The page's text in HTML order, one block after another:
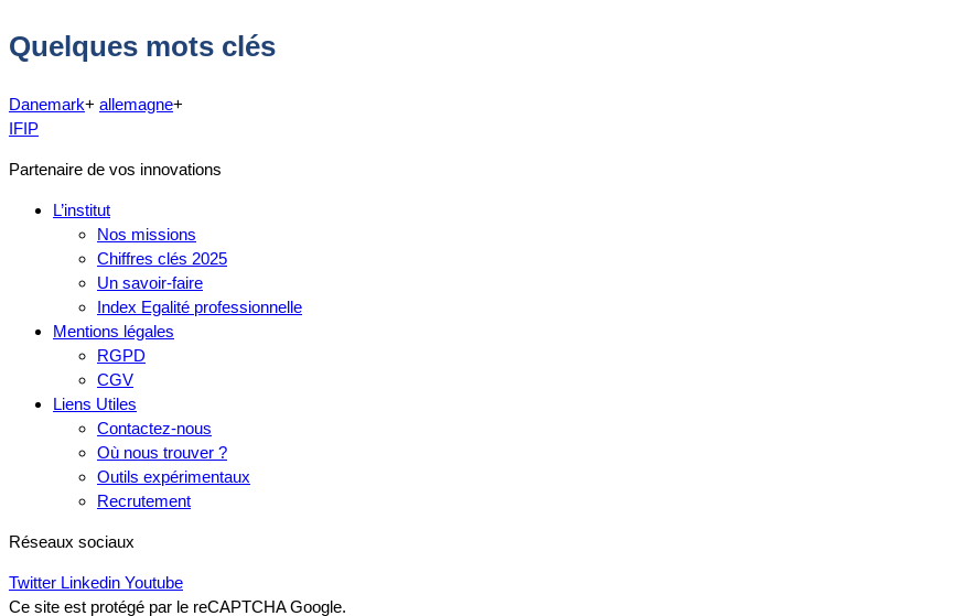
Quelques mots clés
Danemark+ allemagne+
IFIP
Partenaire de vos innovations
L’institut
Nos missions
Chiffres clés 2025
Un savoir-faire
Index Egalité professionnelle
Mentions légales
RGPD
CGV
Liens Utiles
Contactez-nous
Où nous trouver ?
Outils expérimentaux
Recrutement
Réseaux sociaux
Twitter Linkedin Youtube
Ce site est protégé par le reCAPTCHA Google.